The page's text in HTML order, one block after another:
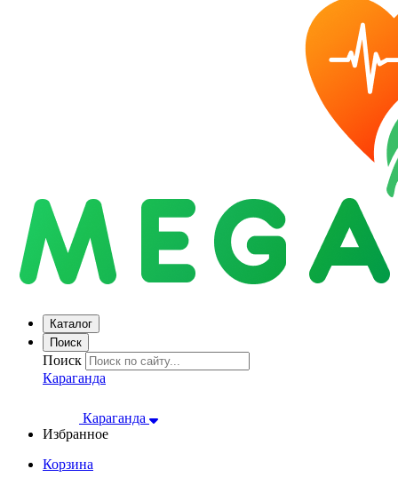
Каталог
Поиск
Поиск
Караганда
Караганда
Избранное
Корзина